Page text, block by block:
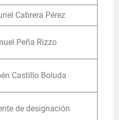
Cabrera Pérez
Peña Rizzo
Castillo Boluda
de designación